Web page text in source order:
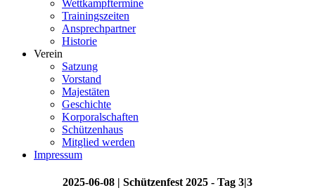
Wettkampftermine
Trainingszeiten
Ansprechpartner
Historie
Verein
Satzung
Vorstand
Majestäten
Geschichte
Korporalschaften
Schützenhaus
Mitglied werden
Impressum
2025-06-08 | Schützenfest 2025 - Tag 3|3